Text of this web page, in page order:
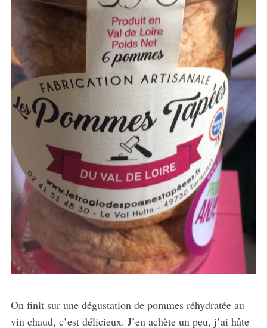
On finit sur une dégustation de pommes réhydratée au
vin chaud, c’est délicieux. J’en achète un peu, j’ai hâte